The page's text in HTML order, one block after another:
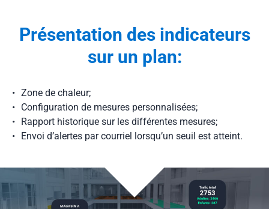
Présentation des indicateurs
sur un plan:
Zone de chaleur;
Configuration de mesures personnalisées;
Rapport historique sur les différentes mesures;
Envoi d’alertes par courriel lorsqu’un seuil est atteint.